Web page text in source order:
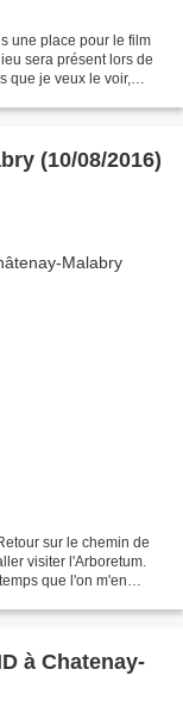
une place pour le film
sera présent lors de
que je veux le voir,
(10/08/2016)
sur le chemin de
visiter l'Arboretum.
que l'on m'en
à Chatenay-